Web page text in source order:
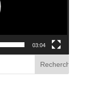
03:04